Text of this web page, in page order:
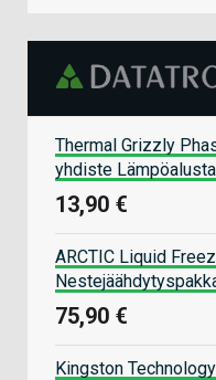
Thermal Grizzly
yhdiste
13,90 €
ARCTIC Liquid
75,90 €
Kingston